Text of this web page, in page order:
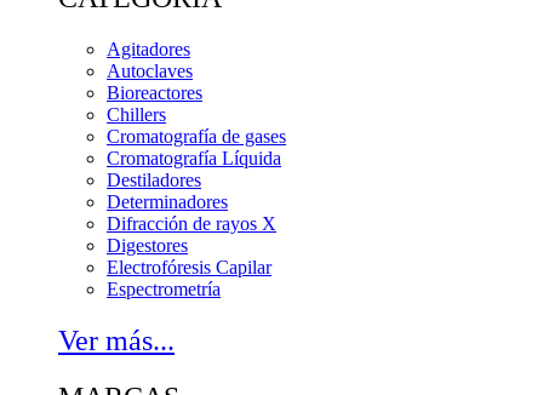
Agitadores
Autoclaves
Bioreactores
Chillers
Cromatografía de gases
Cromatografía Líquida
Destiladores
Determinadores
Difracción de rayos X
Digestores
Electrofóresis Capilar
Espectrometría
Ver más...